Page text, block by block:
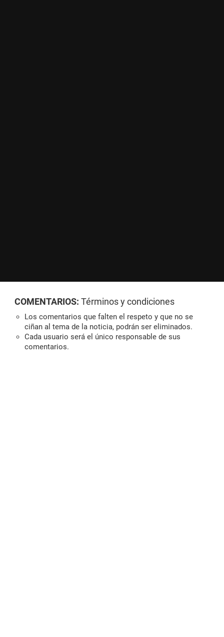
COMENTARIOS: Términos y condiciones
Los comentarios que falten el respeto y que no se
ciñan al tema de la noticia, podrán ser eliminados.
Cada usuario será el único responsable de sus
comentarios.